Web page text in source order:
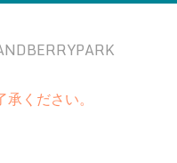
ください。